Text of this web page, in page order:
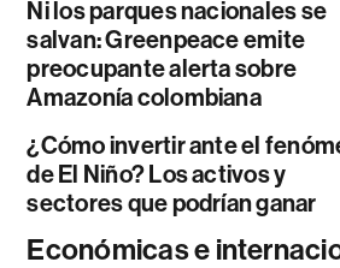
Ni los parques nacionales se
salvan: Greenpeace emite
preocupante alerta sobre
Amazonía colombiana
¿Cómo invertir ante el
de El Niño? Los activos y
sectores que podrían ganar
Económicas e